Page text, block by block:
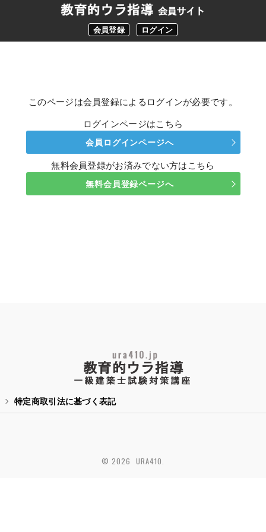
会員登録 ログイン
このページは会員登録によるログインが必要です。
ログインページはこちら
会員ログインページへ
無料会員登録がお済みでない方はこちら
無料会員登録ページへ
特定商取引法に基づく表記
© 2026 URA410.